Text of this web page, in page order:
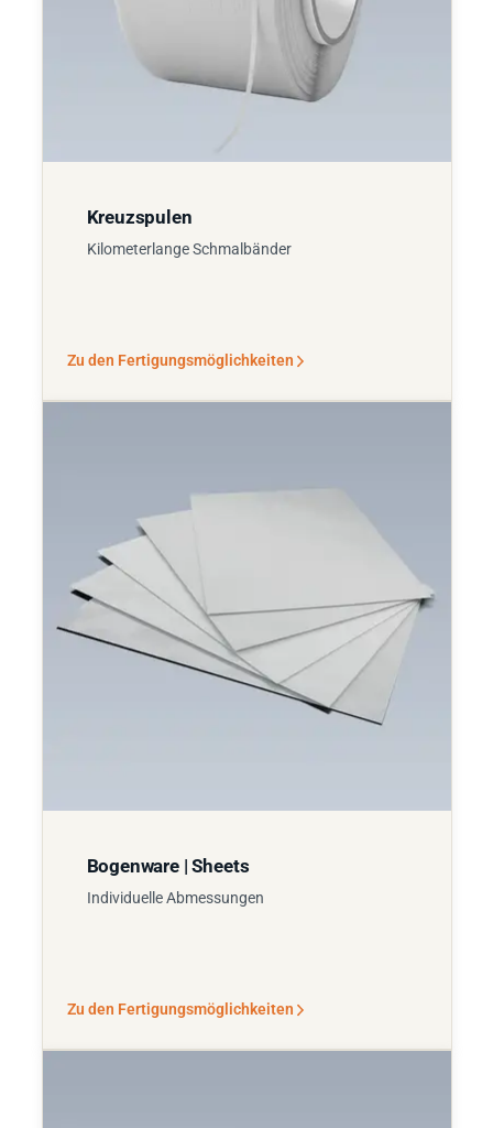
Kreuzspulen
Kilometerlange Schmalbänder
Zu den Fertigungsmöglichkeiten
Bogenware | Sheets
Individuelle Abmessungen
Zu den Fertigungsmöglichkeiten